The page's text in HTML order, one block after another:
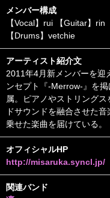
メンバー構成
【Vocal】rui 【Guitar】
【Drums】vetchie
アーティスト紹介文
2011年4月新メンバーを迎
ンセプト『-Merrow-』を
属。ピアノやストリング
ドサウンドを融合させた
乗せた楽曲を届けている。
オフィシャルHP
http://misaruka.syncl.jp/
関連バンド